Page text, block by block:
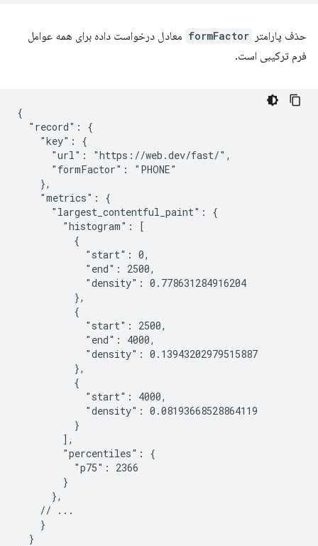
حذف پارامتر formFactor معادل درخواست داده برای همه عوامل
فرم ترکیبی است.
{
  "record": {
    "key": {
      "url": "https://web.dev/fast/",
      "formFactor": "PHONE"
    },
    "metrics": {
      "largest_contentful_paint": {
        "histogram": [
          {
            "start": 0,
            "end": 2500,
            "density": 0.778631284916204
          },
          {
            "start": 2500,
            "end": 4000,
            "density": 0.13943202979515887
          },
          {
            "start": 4000,
            "density": 0.08193668528864119
          }
        ],
        "percentiles": {
          "p75": 2366
        }
      },
    // ...
    }
  }